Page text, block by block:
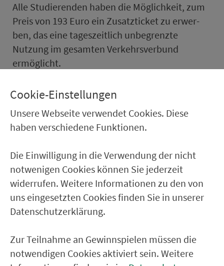
Alle Stu­die­renden haben die Möglichkeit, zum
Preis von 193 Euro ein Zu­satz­ti­cket zu er­wer­
ben, das eine tageszeit­lich unbegrenzte
Nutzung im ge­samten Ver­kehrs­ver­bund
ermöglicht.
drittgrößten Verbund Deutschlands alle Busse
und Bahnen in der zweiten Klasse, wobei zu­
schlags­pflich­tige Ver­kehrs­mit­tel wie bei den
Zuschlag erfordern. In der Summe liegt der
Betrag für den vollen Leistungsumfang bei 258
Euro pro Studienhalbjahr. Das sind 43 Euro pro
Monat oder 1,41 Euro pro Tag. Damit existiert
im VGN kein günstigeres Zeit­kar­tenan­ge­bot für
Altersgrenze ist nicht vorgesehen.
Bei der Preis­ge­stal­tung waren ver­schie­dene
Cookie-Einstellungen
Unsere Webseite verwendet Cookies. Diese
haben verschiedene Funktionen.
Die Einwilligung in die Verwendung der nicht
notwenigen Cookies können Sie jederzeit
widerrufen. Weitere Informationen zu den von
uns eingesetzten Cookies finden Sie in unserer
Datenschutzerklärung.
Zur Teilnahme an Gewinnspielen müssen die
notwendigen Cookies aktiviert sein. Weitere